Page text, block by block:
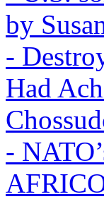
by
-
Had
-